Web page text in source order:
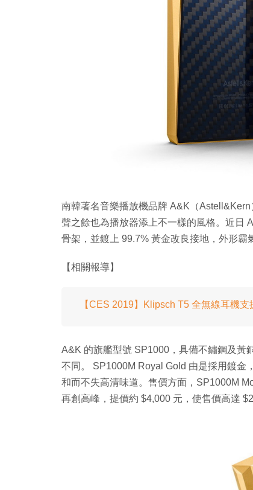
南韓著名音樂播放機品牌 A&K（
聲之餘也為播放器添上不一樣的風格。近日
骨架，並鍍上 99.7% 黃金改良接地，外形霸
【相關報導】
【CES 2019】Klipsch T5 全無線耳機
A&K 的旗艦型號 SP1000，具備不鏽鋼及黃
不同。 SP1000M Royal Gold 由是採用鍍金
和而不失高清味道。售價方面，SP1000M
再創高峰，提價約 $4,000 元，使售價高達